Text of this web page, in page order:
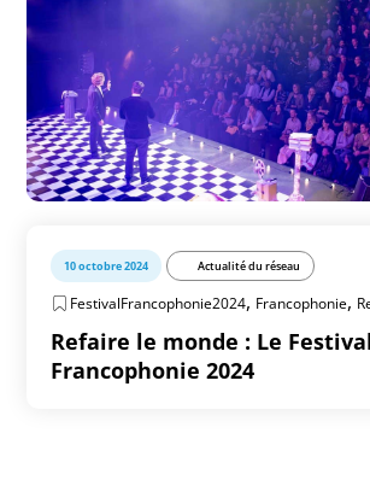
10 octobre 2024 Actualité du réseau
FestivalFrancophonie2024, Francophonie,
Refaire le monde : Le
Francophonie 2024